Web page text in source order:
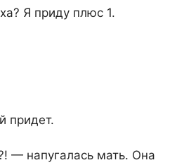
Я приду плюс 1.
придет.
— напугалась мать. Она